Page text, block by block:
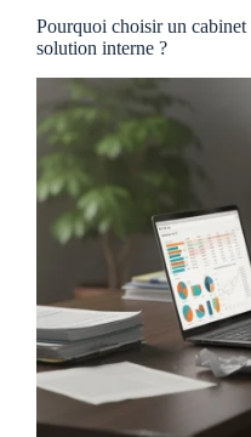
Pourquoi choisir un
solution interne ?